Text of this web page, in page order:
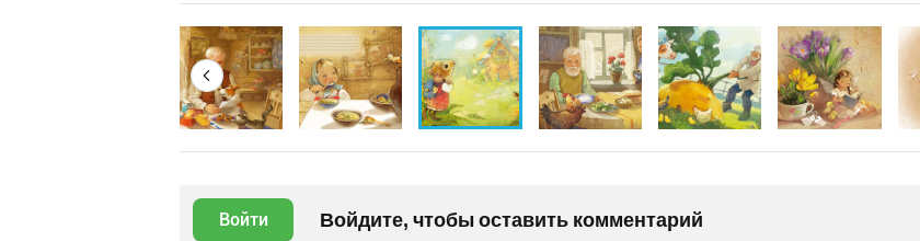
Войти Войдите, чтобы оставить комментарий